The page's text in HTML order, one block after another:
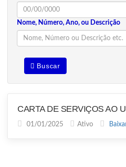
Nome, Número, Ano, ou Descrição
Buscar
CARTA DE SERVIÇOS AO
01/01/2025 Ativo